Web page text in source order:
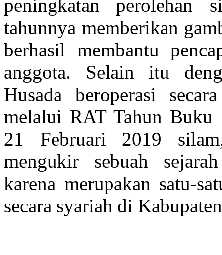
peningkatan perolehan
tahunnya memberikan
berhasil membantu
anggota. Selain itu
Husada beroperasi
melalui RAT Tahun Buku
21 Februari 2019
mengukir sebuah
karena merupakan satu-
secara syariah di